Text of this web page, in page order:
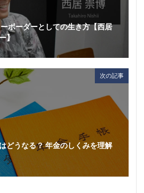
ボーダーとしての生き方【西居
】
次の記事
どうなる？ 年金のしくみを理解